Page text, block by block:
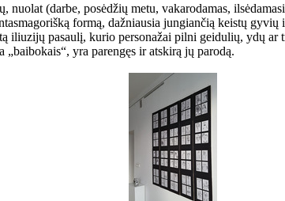
(darbe, posėdžių metu, vakarodamas,
formą, dažniausia jungiančią keistų gyvių
iliuzijų pasaulį, kurio personažai pilni geidulių, ydų ar
yra parengęs ir atskirą jų parodą.